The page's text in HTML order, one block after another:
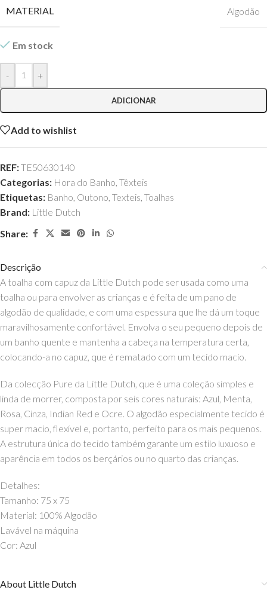
MATERIAL Algodão
Em stock
- +
ADICIONAR
Add to wishlist
REF:TE50630140
Categorias: Hora do Banho, Têxteis
Etiquetas: Banho, Outono, Texteis, Toalhas
Brand: Little Dutch
Share:
Descrição
A toalha com capuz da Little Dutch pode ser usada como uma
toalha ou para envolver as crianças e é feita de um pano de
algodão de qualidade, e com uma espessura que lhe dá um toque
maravilhosamente confortável. Envolva o seu pequeno depois de
um banho quente e mantenha a cabeça na temperatura certa,
colocando-a no capuz, que é rematado com um tecido macio.
Da colecção Pure da Little Dutch, que é uma coleção simples e
linda de morrer, composta por seis cores naturais: Azul, Menta,
Rosa, Cinza, Indian Red e Ocre. O algodão especialmente tecido é
super macio, flexível e, portanto, perfeito para os mais pequenos.
A estrutura única do tecido também garante um estilo luxuoso e
aparência em todos os berçários ou no quarto das crianças.
Detalhes:
Tamanho: 75 x 75
Material: 100% Algodão
Lavável na máquina
Cor: Azul
About Little Dutch